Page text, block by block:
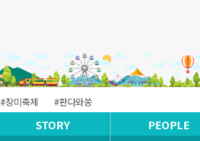
#장미축제 #판다와쏭
STORY PEOPLE